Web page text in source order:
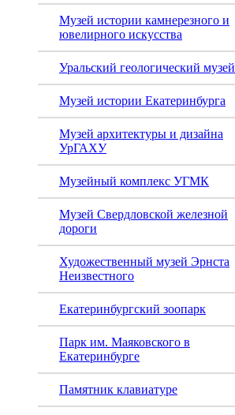
Музей истории камнерезного и
ювелирного искусства
Уральский геологический музей
Музей истории Екатеринбурга
Музей архитектуры и дизайна
УрГАХУ
Музейный комплекс УГМК
Музей Свердловской железной
дороги
Художественный музей Эрнста
Неизвестного
Екатеринбургский зоопарк
Парк им. Маяковского в
Екатеринбурге
Памятник клавиатуре